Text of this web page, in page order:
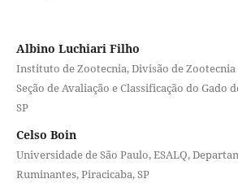
Albino Luchiari Filho
Instituto de Zootecnia, Divisão de
Seção de Avaliação e Classificação do Gado
SP
Celso Boin
Universidade de São Paulo, ESALQ,
Ruminantes, Piracicaba, SP